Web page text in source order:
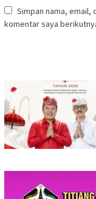
Simpan nama, email,
komentar saya